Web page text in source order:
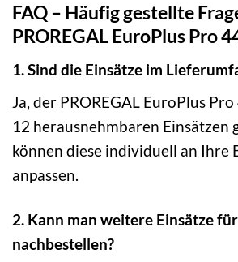
FAQ – Häufig gestellte
PROREGAL EuroPlus Pro
1. Sind die Einsätze im
Ja, der PROREGAL EuroPlus
12 herausnehmbaren Einsätzen
können diese individuell an Ihre
anpassen.
2. Kann man weitere Einsätze
nachbestellen?